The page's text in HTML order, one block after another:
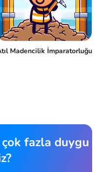
Madencilik İmparatorluğu
çok fazla duygu